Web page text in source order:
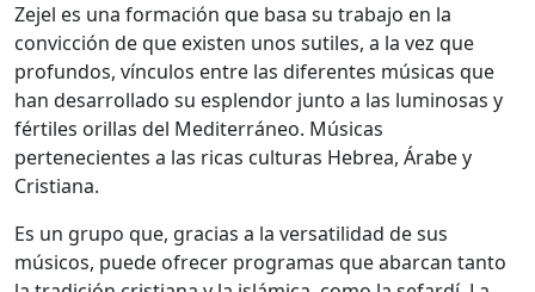
Zejel es una formación que basa su trabajo en la
convicción de que existen unos sutiles, a la vez que
profundos, vínculos entre las diferentes músicas que
han desarrollado su esplendor junto a las luminosas y
fértiles orillas del Mediterráneo. Músicas
pertenecientes a las ricas culturas Hebrea, Árabe y
Cristiana.
Es un grupo que, gracias a la versatilidad de sus
músicos, puede ofrecer programas que abarcan tanto